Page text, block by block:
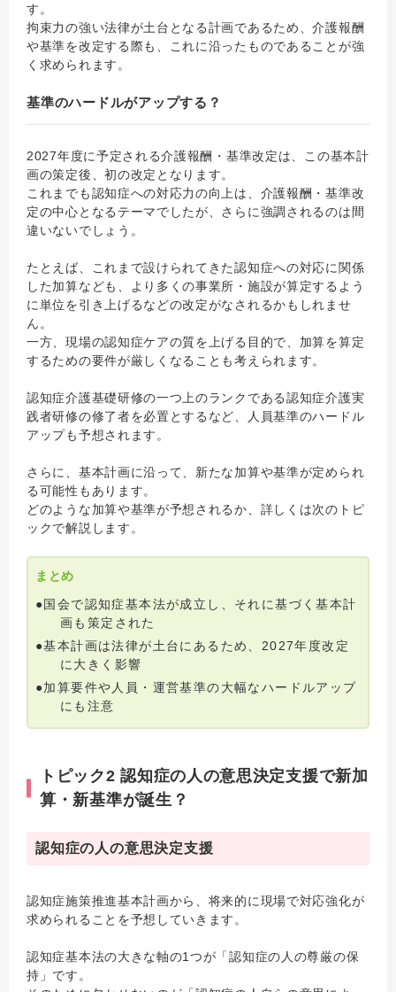
す。
拘束力の強い法律が土台となる計画であるため、介護報酬
や基準を改定する際も、これに沿ったものであることが強
く求められます。
基準のハードルがアップする？
2027年度に予定される介護報酬・基準改定は、この基本計
画の策定後、初の改定となります。
これまでも認知症への対応力の向上は、介護報酬・基準改
定の中心となるテーマでしたが、さらに強調されるのは間
違いないでしょう。
たとえば、これまで設けられてきた認知症への対応に関係
した加算なども、より多くの事業所・施設が算定するよう
に単位を引き上げるなどの改定がなされるかもしれませ
ん。
一方、現場の認知症ケアの質を上げる目的で、加算を算定
するための要件が厳しくなることも考えられます。
認知症介護基礎研修の一つ上のランクである認知症介護実
践者研修の修了者を必置とするなど、人員基準のハードル
アップも予想されます。
さらに、基本計画に沿って、新たな加算や基準が定められ
る可能性もあります。
どのような加算や基準が予想されるか、詳しくは次のトピ
ックで解説します。
まとめ
●国会で認知症基本法が成立し、それに基づく基本計
画も策定された
●基本計画は法律が土台にあるため、2027年度改定
に大きく影響
●加算要件や人員・運営基準の大幅なハードルアップ
にも注意
トピック2 認知症の人の意思決定支援で新加
算・新基準が誕生？
認知症の人の意思決定支援
認知症施策推進基本計画から、将来的に現場で対応強化が
求められることを予想していきます。
認知症基本法の大きな軸の1つが「認知症の人の尊厳の保
持」です。